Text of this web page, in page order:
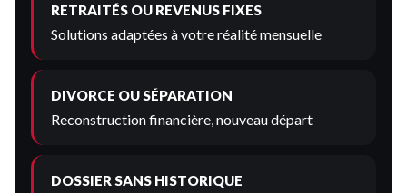
RETRAITÉS OU REVENUS FIXES
Solutions adaptées à votre réalité mensuelle
DIVORCE OU SÉPARATION
Reconstruction financière, nouveau départ
DOSSIER SANS HISTORIQUE